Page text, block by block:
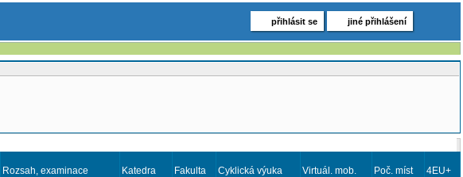
přihlásit se jiné přihlášení
Rozsah, examinace Katedra Fakulta Cyklická výuka Virtuál. mob. Poč. míst 4EU+